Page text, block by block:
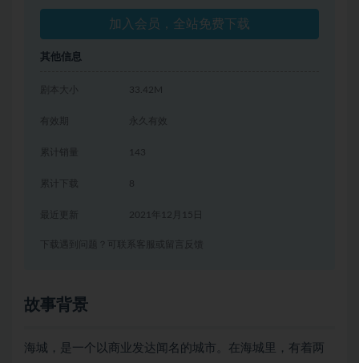
加入会员，全站免费下载
其他信息
剧本大小 33.42M
有效期 永久有效
累计销量 143
累计下载 8
2021年12月15日
下载遇到问题？可联系客服或留言反馈
故事背景
海城，是一个以商业发达闻名的城市。在海城里，有着两